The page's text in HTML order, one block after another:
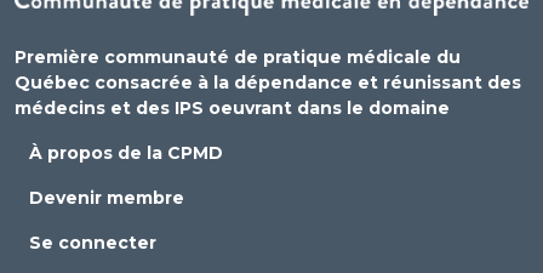
Première communauté de pratique médicale du
Québec consacrée à la dépendance et réunissant des
médecins et des IPS oeuvrant dans le domaine
À propos de la CPMD
Devenir membre
Se connecter